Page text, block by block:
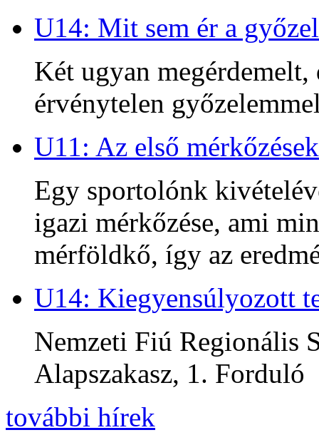
U14: Mit sem ér a
Két ugyan
érvénytelen
U11: Az első mérkőzések
Egy sportolónk
igazi mérkőzése, ami
mérföldkő, így az
U14: Kiegyensúlyozott
Nemzeti Fiú Regionális
Alapszakasz, 1. Forduló
további hírek